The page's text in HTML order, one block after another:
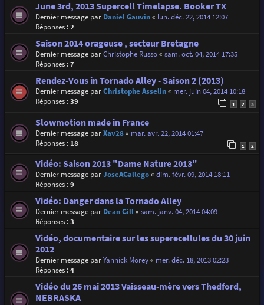
June 3rd, 2013 Supercell Timelapse. Booker TX
Dernier message par Daniel Gauvin« lun. déc. 22, 2014 12:07
Réponses :2
Saison 2014 orageuse , secteur Bretagne
Dernier message parChristophe Russo« sam. oct. 04, 2014 17:35
Réponses :7
Rendez-Vous in Tornado Alley - Saison 2 (2013)
Dernier message parChristophe Asselin« mer. juin 04, 2014 10:18
Réponses :39 1 2 3
Slowmotion made in France
Dernier message parXav28« mar. avr. 22, 2014 01:47
Réponses : 18 1 2
Vidéo: Saison 2013 "Dame Nature 2013"
Dernier message parJoseAGallego« dim. févr. 09, 2014 18:11
Réponses :9
Vidéo: Danger dans la Tornado Alley
Dernier message par Dean Gill« sam. janv. 04, 2014 04:09
Réponses :3
Vidéo, documentaire sur les superecellules du 30 juin
2012
Dernier message parYannick Morey« mer. déc. 18, 2013 02:23
Réponses :4
Vidéo du 26 mai 2013 Vaisseau-mère vers Thedford,
NEBRASKA